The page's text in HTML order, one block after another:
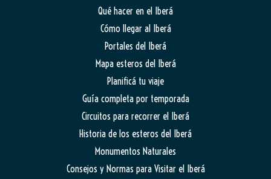
Qué hacer en el Iberá
Cómo llegar al Iberá
Portales del Iberá
Mapa esteros del Iberá
Planificá tu viaje
Guía completa por temporada
Circuitos para recorrer el Iberá
Historia de los esteros del Iberá
Monumentos Naturales
Consejos y Normas para Visitar el Iberá